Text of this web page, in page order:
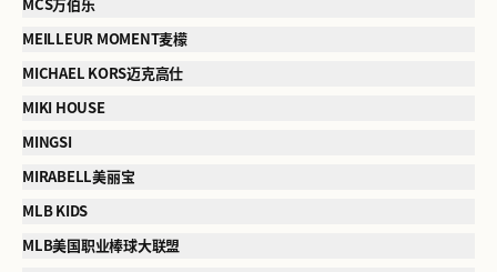
MCS万伯乐
MEILLEUR MOMENT麦檬
MICHAEL KORS迈克高仕
MIKI HOUSE
MINGSI
MIRABELL美丽宝
MLB KIDS
MLB美国职业棒球大联盟